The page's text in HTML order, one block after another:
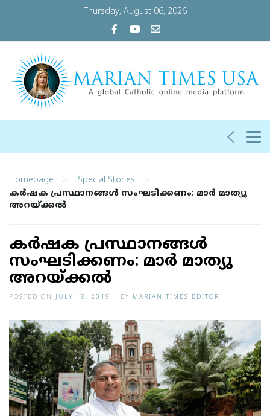
Thursday, August 06, 2026
Homepage > Special Stories >
കര്‍ഷക പ്രസ്ഥാനങ്ങള്‍ സംഘടിക്കണം: മാര്‍ മാത്യു
അറയ്ക്കല്‍
കര്‍ഷക പ്രസ്ഥാനങ്ങള്‍
സംഘടിക്കണം: മാര്‍ മാത്യു
അറയ്ക്കല്‍
POSTED ON JULY 18, 2019 BY MARIAN TIMES EDITOR